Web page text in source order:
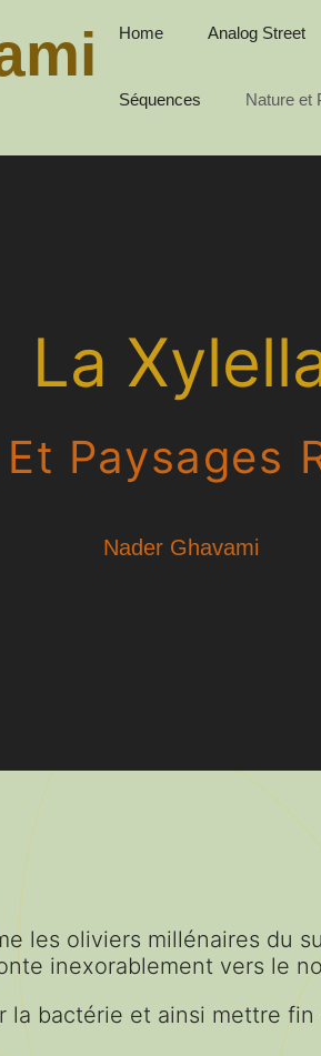
Home Analog Street
Séquences Nature et
La
Paysages
Nader Ghavami
les oliviers millénaires du
inexorablement vers le
bactérie et ainsi mettre